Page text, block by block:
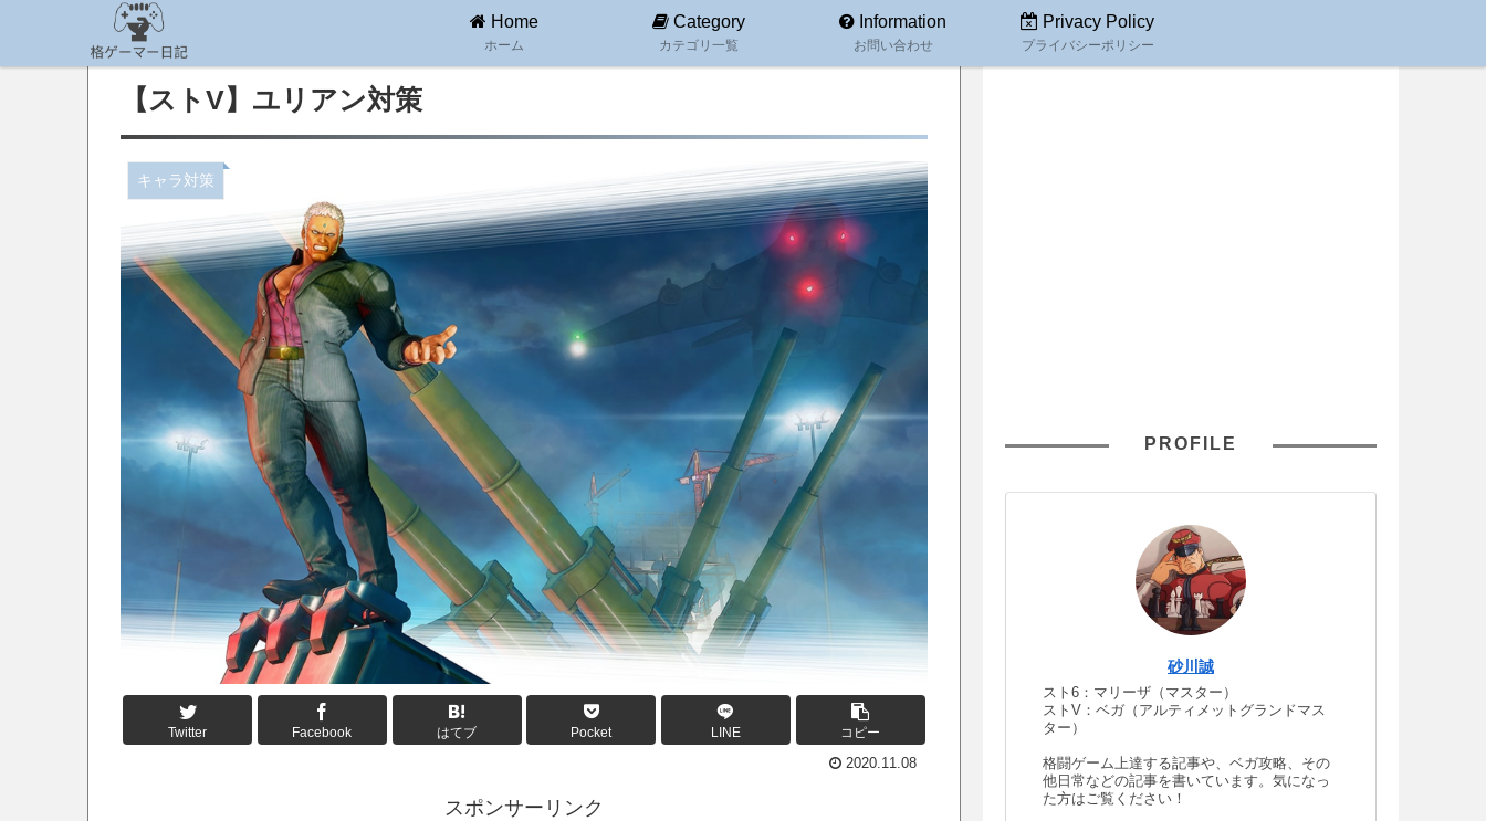
Home
ホーム
Category
カテゴリ一覧
Information
お問い合わせ
Privacy Policy
プライバシーポリシー
【ストV】ユリアン対策
キャラ対策
Twitter Facebook はてブ Pocket LINE コピー
2020.11.08
スポンサーリンク
PROFILE
砂川誠
スト6：マリーザ（マスター）
ストV：ベガ（アルティメットグランドマス
ター）
格闘ゲーム上達する記事や、ベガ攻略、その
他日常などの記事を書いています。気になっ
た方はご覧ください！